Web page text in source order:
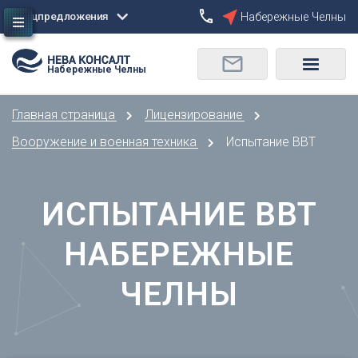
Сбросить
Москва
Санкт-Петербург
Б
Барнаул
Белгород
Брянск
О
Орел
Оренбург
Пермь
Р
Ростов-на-Дону
Рязань
С
Спецпредложения Набережные Челны
Набережные Челны
Главная страница
Лицензирование
Вооружение и военная техника
Испытание ВВТ
ИСПЫТАНИЕ ВВТ
НАБЕРЕЖНЫЕ
ЧЕЛНЫ